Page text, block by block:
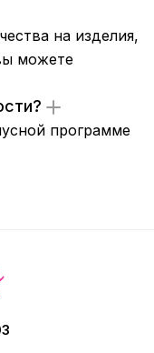
на изделия,
можете
программе